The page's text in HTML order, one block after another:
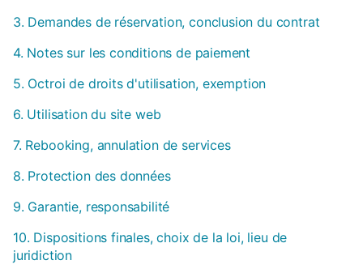
3. Demandes de réservation, conclusion du contrat
4. Notes sur les conditions de paiement
5. Octroi de droits d'utilisation, exemption
6. Utilisation du site web
7. Rebooking, annulation de services
8. Protection des données
9. Garantie, responsabilité
10. Dispositions finales, choix de la loi, lieu de
juridiction